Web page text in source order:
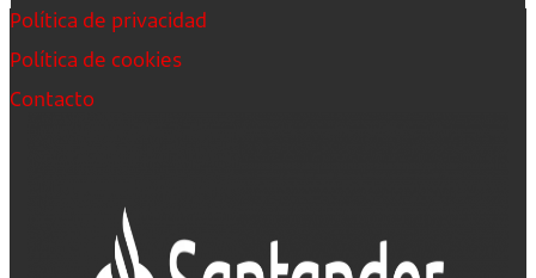
Política de privacidad
Política de cookies
Contacto